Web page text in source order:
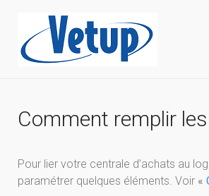
Comment remplir
Pour lier votre centrale d’achats au
paramétrer quelques éléments. Voir «